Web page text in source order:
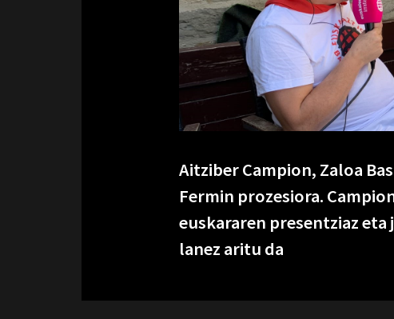
Aitziber Campion, Zaloa
Fermin prozesiora.
euskararen presentziaz
lanez aritu da